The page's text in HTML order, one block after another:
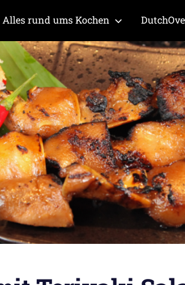
Alles rund ums Kochen